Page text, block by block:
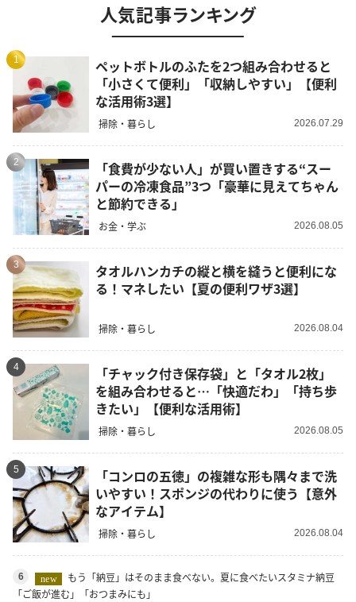
人気記事ランキング
1
ペットボトルのふたを2つ組み合わせると
「小さくて便利」「収納しやすい」【便利
な活用術3選】
掃除・暮らし 2026.07.29
2
「食費が少ない人」が買い置きする“スー
パーの冷凍食品”3つ「豪華に見えてちゃん
と節約できる」
お金・学ぶ 2026.08.05
3
タオルハンカチの縦と横を縫うと便利にな
る！マネしたい【夏の便利ワザ3選】
掃除・暮らし 2026.08.04
4
「チャック付き保存袋」と「タオル2枚」
を組み合わせると…「快適だわ」「持ち歩
きたい」【便利な活用術】
掃除・暮らし 2026.08.05
5
「コンロの五徳」の複雑な形も隅々まで洗
いやすい！スポンジの代わりに使う【意外
なアイテム】
掃除・暮らし 2026.08.04
6 new
もう「納豆」はそのまま食べない。夏に食べたいスタミナ納豆
「ご飯が進む」「おつまみにも」